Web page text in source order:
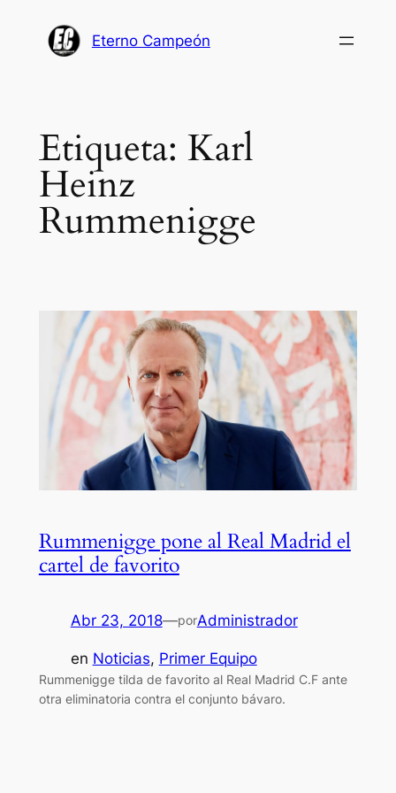
Eterno Campeón
Etiqueta: Karl
Heinz
Rummenigge
Rummenigge pone al Real Madrid el
cartel de favorito
Abr 23, 2018—porAdministrador
en Noticias, Primer Equipo
Rummenigge tilda de favorito al Real Madrid C.F ante
otra eliminatoria contra el conjunto bávaro.